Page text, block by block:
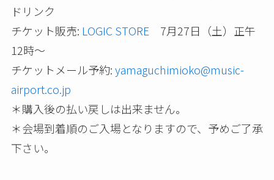
ドリンク
チケット販売: LOGIC STORE 7月27日（土）正午
12時～
チケットメール予約:yamaguchimioko@music-
airport.co.jp
＊購入後の払い戻しは出来ません。
＊会場到着順のご入場となりますので、予めご了承
下さい。